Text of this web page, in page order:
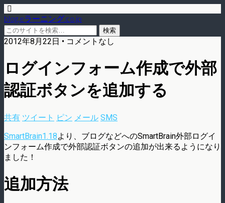
blog.eラーニング.co.jp
2012年8月22日 • コメントなし
ログインフォーム作成で外部
認証ボタンを追加する
共有 ツイート ピン メール SMS
SmartBrain1.18より、ブログなどへのSmartBrain外部ログイ
ンフォーム作成で外部認証ボタンの追加が出来るようになり
ました！
追加方法